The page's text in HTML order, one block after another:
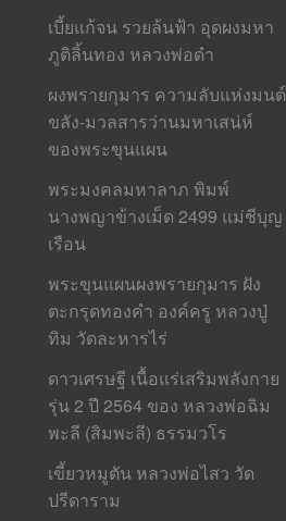
เบี้ยแก้จน รวยล้นฟ้า อุดผงมหา
ภูติลิ้นทอง หลวงพ่อดำ
ผงพรายกุมาร ความลับแห่งมนต์
ขลัง-มวลสารว่านมหาเสน่ห์
ของพระขุนแผน
พระมงคลมหาลาภ พิมพ์
นางพญาข้างเม็ด 2499 แม่ชีบุญ
เรือน
พระขุนแผนผงพรายกุมาร ฝัง
ตะกรุดทองคำ องค์ครู หลวงปู่
ทิม วัดละหารไร่
ดาวเศรษฐี เนื้อแร่เสริมพลังกาย
รุ่น 2 ปี 2564 ของ หลวงพ่อฉิม
พะลี (สิมพะลี) ธรรมวโร
เขี้ยวหมูตัน หลวงพ่อไสว วัด
ปรีดาราม